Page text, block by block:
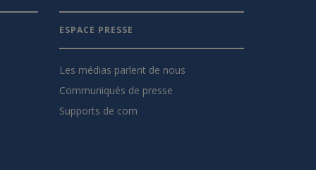
ESPACE PRESSE
Les médias parlent de nous
Communiqués de presse
Supports de com